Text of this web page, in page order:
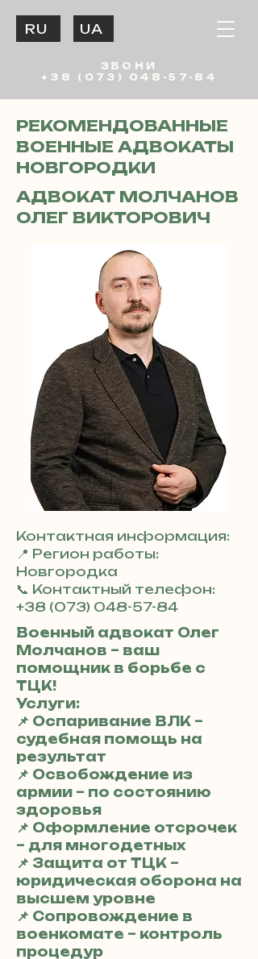
ЗВОНИ
+38 (073) 048-57-84
UA
RU
РЕКОМЕНДОВАННЫЕ
ВОЕННЫЕ АДВОКАТЫ
НОВГОРОДКИ
АДВОКАТ МОЛЧАНОВ
ОЛЕГ ВИКТОРОВИЧ
Контактная информация:
📍 Регион работы:
Новгородка
📞 Контактный телефон:
+38 (073) 048-57-84
Военный адвокат Олег
Молчанов – ваш
помощник в борьбе с
ТЦК!
Услуги:
📌 Оспаривание ВЛК –
судебная помощь на
результат
📌 Освобождение из
армии – по состоянию
здоровья
📌 Оформление отсрочек
– для многодетных
📌 Защита от ТЦК –
юридическая оборона на
высшем уровне
📌 Сопровождение в
военкомате – контроль
процедур